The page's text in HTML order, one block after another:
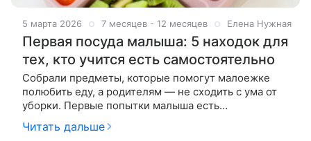
5 марта 2026 7 месяцев - 12 месяцев Елена Нужная
Первая посуда малыша: 5 находок для
тех, кто учится есть самостоятельно
Собрали предметы, которые помогут малоежке
полюбить еду, а родителям — не сходить с ума от
уборки. Первые попытки малыша есть
самостоятельно — это трогательно, но очень
хлопотно. Каша на полу, пюре на стенах,
Читать дальше